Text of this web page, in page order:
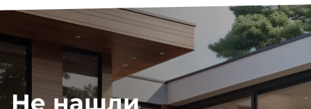
Не нашли